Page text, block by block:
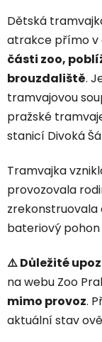
Dětská
atrakce přímo v
části zoo,
brouzdaliště.
tramvajovou
pražské
stanicí Divoká
Tramvajka
provozovala
zrekonstruovala
bateriový
⚠️ Důležité
na webu Zoo
mimo provoz.
aktuální stav